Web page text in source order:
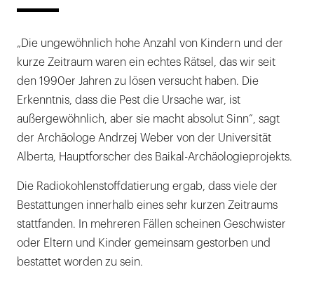
„Die ungewöhnlich hohe Anzahl von Kindern und der
kurze Zeitraum waren ein echtes Rätsel, das wir seit
den 1990er Jahren zu lösen versucht haben. Die
Erkenntnis, dass die Pest die Ursache war, ist
außergewöhnlich, aber sie macht absolut Sinn“, sagt
der Archäologe Andrzej Weber von der Universität
Alberta, Hauptforscher des Baikal-Archäologieprojekts.
Die Radiokohlenstoffdatierung ergab, dass viele der
Bestattungen innerhalb eines sehr kurzen Zeitraums
stattfanden. In mehreren Fällen scheinen Geschwister
oder Eltern und Kinder gemeinsam gestorben und
bestattet worden zu sein.